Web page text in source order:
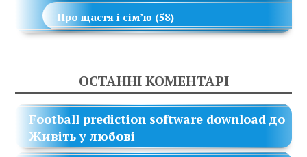
Про щастя і сім’ю (58)
ОСТАННІ КОМЕНТАРІ
Football prediction software download до
Живіть у любові